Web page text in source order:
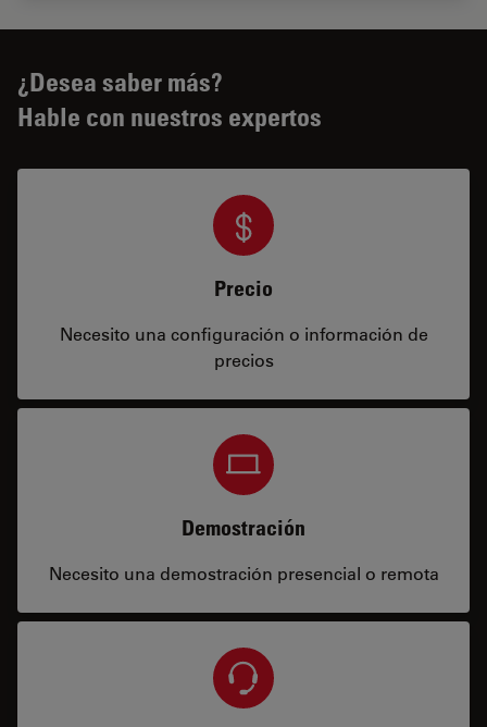
¿Desea saber más?
Hable con nuestros expertos
Precio
Necesito una configuración o información de
precios
Demostración
Necesito una demostración presencial o remota